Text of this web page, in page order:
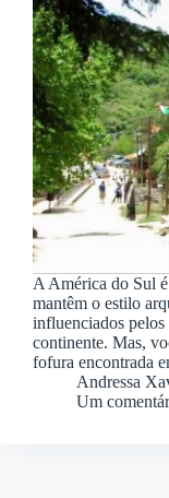
A América do Sul
mantêm o estilo
influenciados pelos
continente. Mas,
fofura encontrada
Andressa
Um